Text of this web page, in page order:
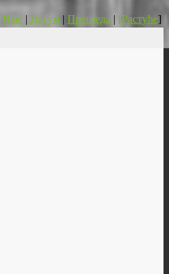
Име | Датум | Прегледа | [Растуће]